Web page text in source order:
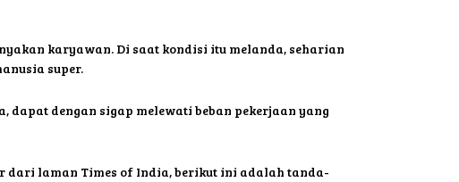
karyawan. Di saat kondisi itu melanda, seharian
super.
dengan sigap melewati beban pekerjaan yang
dari laman Times of India, berikut ini adalah tanda-